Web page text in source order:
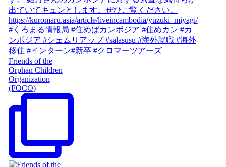
Friends of the
Orphan Children
Organization
(FOCO)